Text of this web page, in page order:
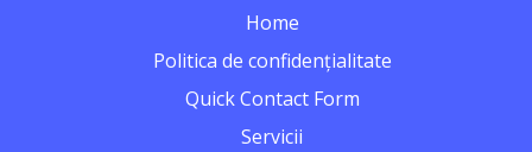
Home
Politica de confidențialitate
Quick Contact Form
Servicii